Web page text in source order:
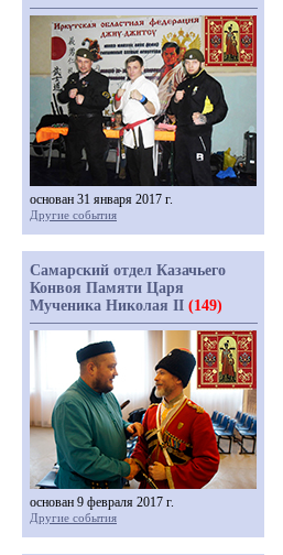
основан 31 января 2017 г.
Другие события
Самарский отдел Казачьего
Конвоя Памяти Царя
Мученика Николая II (149)
основан 9 февраля 2017 г.
Другие события